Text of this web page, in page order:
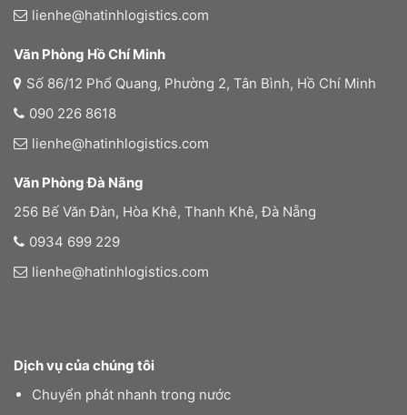
lienhe@hatinhlogistics.com
Văn Phòng Hồ Chí Minh
Số 86/12 Phổ Quang, Phường 2, Tân Bình, Hồ Chí Minh
090 226 8618
lienhe@hatinhlogistics.com
Văn Phòng Đà Nãng
256 Bế Văn Đàn, Hòa Khê, Thanh Khê, Đà Nẵng
0934 699 229
lienhe@hatinhlogistics.com
Dịch vụ của chúng tôi
Chuyển phát nhanh trong nước